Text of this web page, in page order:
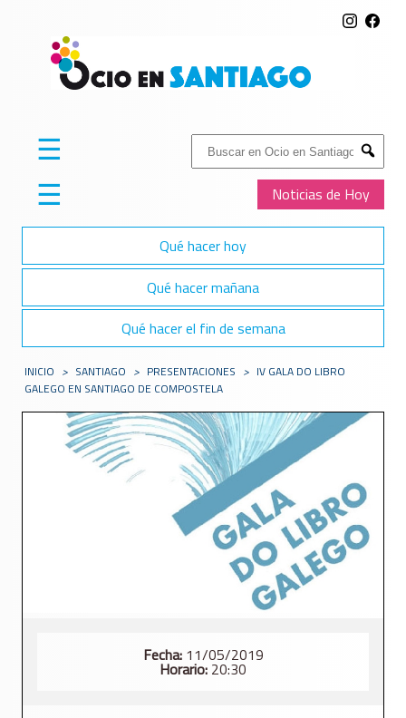
Buscar:
Submit
Noticias de Hoy
☰
☰
Qué hacer hoy
Qué hacer mañana
Qué hacer el fin de semana
INICIO > SANTIAGO > PRESENTACIONES > IV GALA DO LIBRO
GALEGO EN SANTIAGO DE COMPOSTELA
Fecha:11/05/2019
Horario: 20:30